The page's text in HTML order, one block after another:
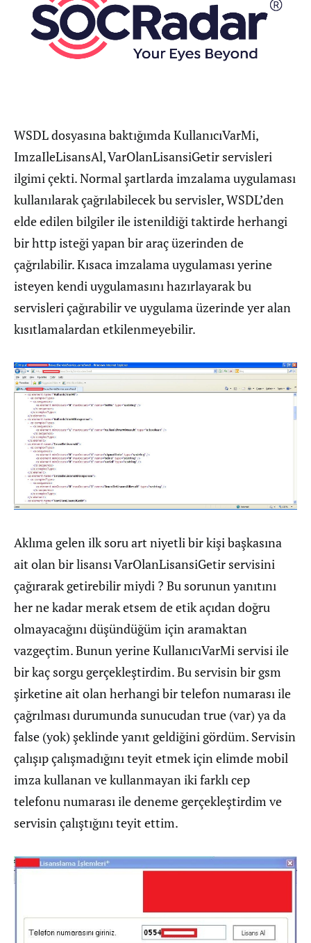
WSDL dosyasına baktığımda KullanıcıVarMi,
ImzaIleLisansAl, VarOlanLisansiGetir servisleri
ilgimi çekti. Normal şartlarda imzalama uygulaması
kullanılarak çağrılabilecek bu servisler, WSDL’den
elde edilen bilgiler ile istenildiği taktirde herhangi
bir http isteği yapan bir araç üzerinden de
çağrılabilir. Kısaca imzalama uygulaması yerine
isteyen kendi uygulamasını hazırlayarak bu
servisleri çağırabilir ve uygulama üzerinde yer alan
kısıtlamalardan etkilenmeyebilir.
Aklıma gelen ilk soru art niyetli bir kişi başkasına
ait olan bir lisansı VarOlanLisansiGetir servisini
çağırarak getirebilir miydi ? Bu sorunun yanıtını
her ne kadar merak etsem de etik açıdan doğru
olmayacağını düşündüğüm için aramaktan
vazgeçtim. Bunun yerine KullanıcıVarMi servisi ile
bir kaç sorgu gerçekleştirdim. Bu servisin bir gsm
şirketine ait olan herhangi bir telefon numarası ile
çağrılması durumunda sunucudan true (var) ya da
false (yok) şeklinde yanıt geldiğini gördüm. Servisin
çalışıp çalışmadığını teyit etmek için elimde mobil
imza kullanan ve kullanmayan iki farklı cep
telefonu numarası ile deneme gerçekleştirdim ve
servisin çalıştığını teyit ettim.